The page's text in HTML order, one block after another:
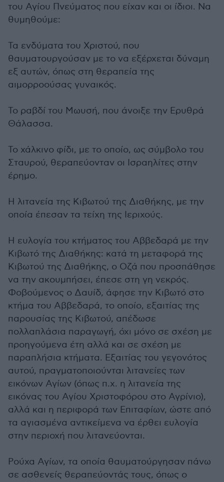
του Αγίου Πνεύματος που είχαν και οι ίδιοι. Να
θυμηθούμε:
Τα ενδύματα του Χριστού, που
θαυματουργούσαν με το να εξέρχεται δύναμη
εξ αυτών, όπως στη θεραπεία της
αιμορροούσας γυναικός.
Το ραβδί του Μωυσή, που άνοιξε την Ερυθρά
Θάλασσα.
Το χάλκινο φίδι, με το οποίο, ως σύμβολο του
Σταυρού, θεραπεύονταν οι Ισραηλίτες στην
έρημο.
Η λιτανεία της Κιβωτού της Διαθήκης, με την
οποία έπεσαν τα τείχη της Ιεριχούς.
Η ευλογία του κτήματος του Αββεδαρά με την
Κιβωτό της Διαθήκης: κατά τη μεταφορά της
Κιβωτού της Διαθήκης, ο Οζά που προσπάθησε
να την ακουμπήσει, έπεσε στη γη νεκρός.
Φοβούμενος ο Δαυίδ, άφησε την Κιβωτό στο
κτήμα του Αββεδαρά, το οποίο, εξαιτίας της
παρουσίας της Κιβωτού, απέδωσε
πολλαπλάσια παραγωγή, όχι μόνο σε σχέση με
προηγούμενα έτη αλλά και σε σχέση με
παραπλήσια κτήματα. Εξαιτίας του γεγονότος
αυτού, πραγματοποιούνται λιτανείες των
εικόνων Αγίων (όπως π.χ. η λιτανεία της
εικόνας του Αγίου Χριστοφόρου στο Αγρίνιο),
αλλά και η περιφορά των Επιταφίων, ώστε από
τα αγιασμένα αντικείμενα να έρθει ευλογία
στην περιοχή που λιτανεύονται.
Ρούχα Αγίων, τα οποία θαυματούργησαν πάνω
σε ασθενείς θεραπεύοντάς τους, όπως ο